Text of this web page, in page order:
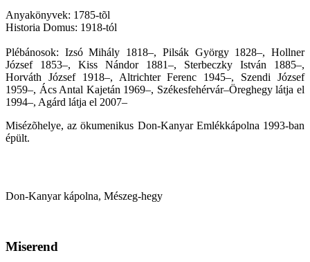
Anyakönyvek: 1785-tõl
Historia Domus: 1918-tól
Plébánosok: Izsó Mihály 1818–, Pilsák György 1828–, Hollner
József 1853–, Kiss Nándor 1881–, Sterbeczky István 1885–,
Horváth József 1918–, Altrichter Ferenc 1945–, Szendi József
1959–, Ács Antal Kajetán 1969–, Székesfehérvár–Öreghegy látja el
1994–, Agárd látja el 2007–
Misézõhelye, az ökumenikus Don-Kanyar Emlékkápolna 1993-ban
épült.
Don-Kanyar kápolna, Mészeg-hegy
Miserend